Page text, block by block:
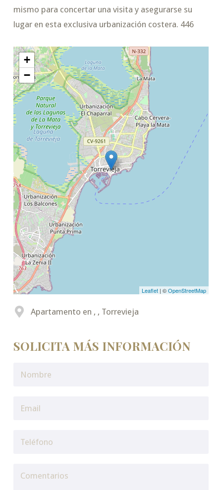
mismo para concertar una visita y asegurarse su
lugar en esta exclusiva urbanización costera. 446
+
−
Leaflet | ©OpenStreetMap
Apartamento en , , Torrevieja
SOLICITA MÁS INFORMACIÓN